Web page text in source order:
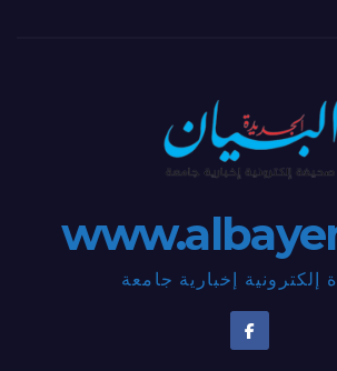
إلكترونية إخبارية جامعة